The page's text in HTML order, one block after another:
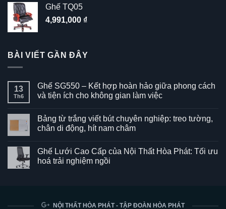
Ghế TQ05
4,991,000 ₫
BÀI VIẾT GẦN ĐÂY
13
Th6
Ghế SG550 – Kết hợp hoàn hảo giữa phong cách
và tiện ích cho không gian làm việc
bình
luận
ở
–
Kết
hợp
và
Bảng từ trắng viết bút chuyên nghiệp: treo tường,
chân di động, hít nam châm
bình
luận
ở
chuyên
Ghế Lưới Cao Cấp của Nội Thất Hòa Phát: Tối ưu
hoá trải nghiệm ngồi
Ghế
NỘI THẤT HÒA PHÁT - TẬP ĐOÀN HÒA PHÁT